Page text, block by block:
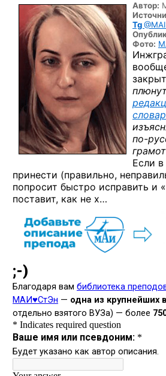
Автор:
Tg
Фото:
по-
Если
принести (правильно,
попросит быстро исправить и
поставит, как не х…